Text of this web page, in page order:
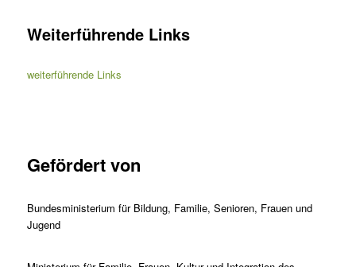
Weiterführende Links
weiterführende Links
Gefördert von
Bundesministerium für Bildung, Familie, Senioren, Frauen und
Jugend